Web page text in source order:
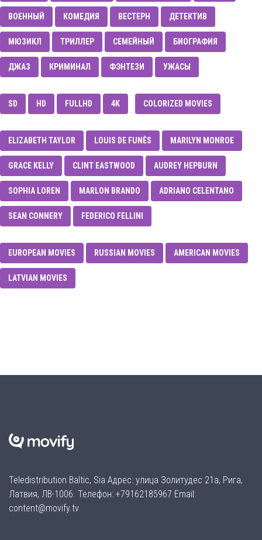
ВОЕННЫЙ КОМЕДИЯ ВЕСТЕРН ДЕТЕКТИВ
МЮЗИКЛ ТРИЛЛЕР CЕМЕЙНЫЙ БИОГРАФИЯ
ДЖАЗ КРИМИНАЛ ФЭНТЕЗИ УЖАСЫ
SD HD FULLHD 4K COLORIZED MOVIES
ELIZABETH TAYLOR LOUIS DE FUNÈS MARILYN MONROE
GRACE KELLY CLINT EASTWOOD AUDREY HEPBURN
SOPHIA LOREN MARLON BRANDO ADRIANO CELENTANO
SEAN CONNERY FEDERICO FELLINI
EUROPEAN MOVIES RUSSIAN MOVIES AMERICAN MOVIES
LATVIAN MOVIES
Teledistribution Baltic, Sia Адрес: улица Золитудес 21а, Рига,
Латвия, ЛВ-1006. Телефон: +79162185967 Email:
content@movify.tv